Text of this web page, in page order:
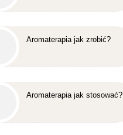
Aromaterapia jak zrobić?
Aromaterapia jak stosować?